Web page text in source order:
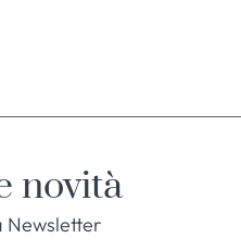
novità
Newsletter